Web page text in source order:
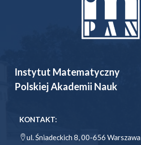
Instytut Matematyczny
Polskiej Akademii Nauk
KONTAKT:
ul. Śniadeckich 8, 00-656 Warszawa